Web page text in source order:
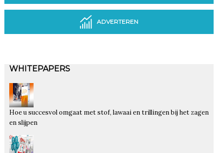
ADVERTEREN
WHITEPAPERS
Hoe u succesvol omgaat met stof, lawaai en trillingen bij het zagen
en slijpen